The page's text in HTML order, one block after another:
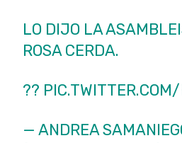
LO DIJO LA
ROSA CERDA.
??
— ANDREA